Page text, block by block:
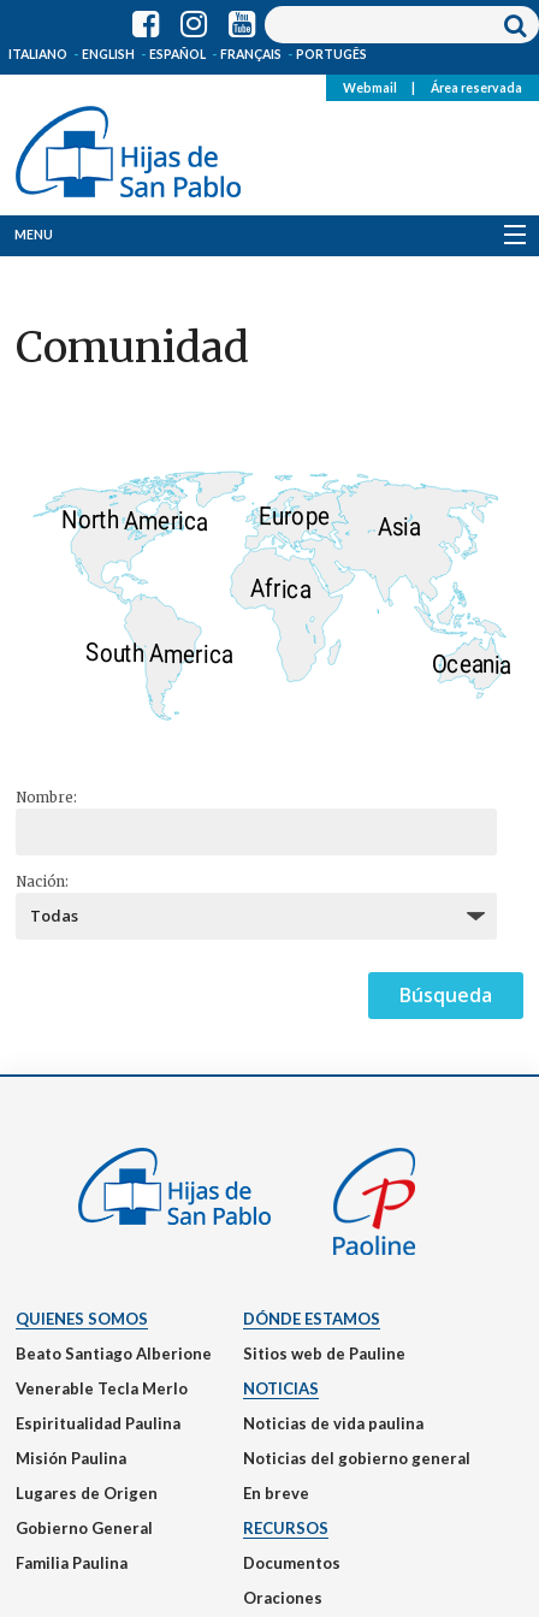
ITALIANO ENGLISH ESPAÑOL FRANÇAIS PORTUGÊS
Webmail Área reservada
MENU
Dónde estamos
Media
Comunidad
North America
South America
Africa
Europe Asia
Oceania
Nombre:
Nación:
QUIENES SOMOS
Beato Santiago Alberione
Venerable Tecla Merlo
Espiritualidad Paulina
Misión Paulina
Lugares de Origen
Gobierno General
Familia Paulina
DÓNDE ESTAMOS
Sitios web de Pauline
NOTICIAS
Noticias de vida paulina
Noticias del gobierno general
En breve
RECURSOS
Documentos
Oraciones